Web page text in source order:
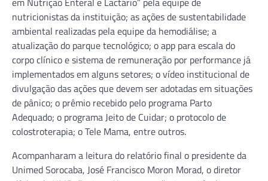
nutricionistas da instituição; as ações de sustentabilidade
ambiental realizadas pela equipe da hemodiálise; a
atualização do parque tecnológico; o app para escala do
corpo clínico e sistema de remuneração por performance já
implementados em alguns setores; o vídeo institucional de
divulgação das ações que devem ser adotadas em situações
de pânico; o prêmio recebido pelo programa Parto
Adequado; o programa Jeito de Cuidar; o protocolo de
colostroterapia; o Tele Mama, entre outros.
Acompanharam a leitura do relatório final o presidente da
Unimed Sorocaba, José Francisco Moron Morad, o diretor